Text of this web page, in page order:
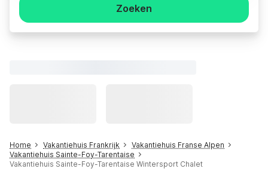
Zoeken
Home Vakantiehuis Frankrijk
Vakantiehuis Franse Alpen
Vakantiehuis Sainte-Foy-Tarentaise
Vakantiehuis Sainte-Foy-Tarentaise Wintersport Chalet